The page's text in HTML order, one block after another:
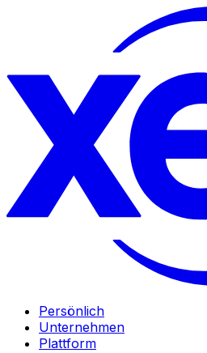
Persönlich
Unternehmen
Plattform